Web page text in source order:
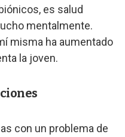
es salud
mentalmente.
misma ha aumentado
la joven.
con un problema de